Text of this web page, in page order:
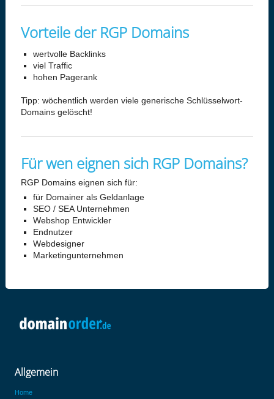
Vorteile der RGP Domains
wertvolle Backlinks
viel Traffic
hohen Pagerank
Tipp: wöchentlich werden viele generische Schlüsselwort-
Domains gelöscht!
Für wen eignen sich RGP Domains?
RGP Domains eignen sich für:
für Domainer als Geldanlage
SEO / SEA Unternehmen
Webshop Entwickler
Endnutzer
Webdesigner
Marketingunternehmen
Allgemein
Home